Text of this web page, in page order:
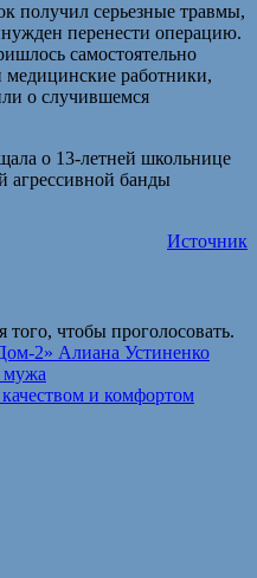
получил серьезные травмы,
перенести операцию.
самостоятельно
медицинские работники,
о случившемся
о 13-летней школьнице
агрессивной банды
Источник
того, чтобы проголосовать.
2» Алиана Устиненко
мужа
и комфортом